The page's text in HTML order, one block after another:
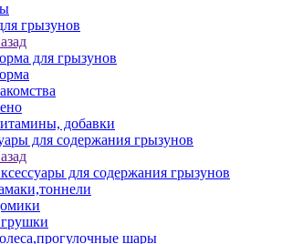
грызунов
для грызунов
добавки
для содержания грызунов
для содержания грызунов
шары